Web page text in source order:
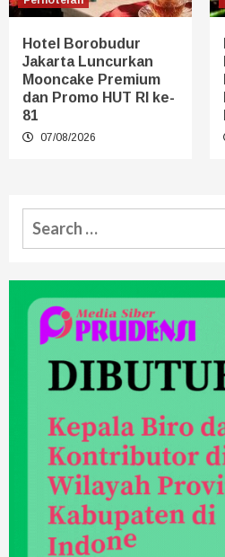
Hotel Borobudur
Jakarta Luncurkan
Mooncake Premium
dan Promo HUT RI ke-
81
07/08/2026